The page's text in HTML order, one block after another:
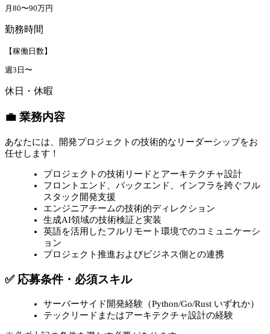
月80〜90万円
勤務時間
【稼働日数】
週3日〜
休日・休暇
💼 業務内容
あなたには、開発プロジェクトの技術的なリーダーシップをお
任せします！
プロジェクトの技術リードとアーキテクチャ設計
フロントエンド、バックエンド、インフラを跨ぐフル
スタック開発支援
エンジニアチームの技術的ディレクション
生成AI領域の技術検証と実装
英語を活用したフルリモート環境でのコミュニケーシ
ョン
プロジェクト推進およびビジネス側との連携
✅ 応募条件・必須スキル
サーバーサイド開発経験（Python/Go/Rust いずれか）
テックリードまたはアーキテクチャ設計の経験